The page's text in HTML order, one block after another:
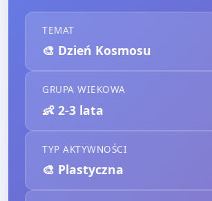
TEMAT
🎨 Dzień Kosmosu
GRUPA WIEKOWA
👶 2-3 lata
TYP AKTYWNOŚCI
🎨 Plastyczna